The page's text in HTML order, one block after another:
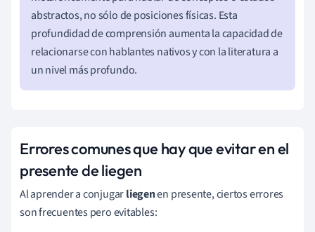
abstractos, no sólo de posiciones físicas. Esta
profundidad de comprensión aumenta la capacidad de
relacionarse con hablantes nativos y con la literatura a
un nivel más profundo.
Errores comunes que hay que evitar en el
presente de liegen
Al aprender a conjugarliegenen presente, ciertos errores
son frecuentes pero evitables: